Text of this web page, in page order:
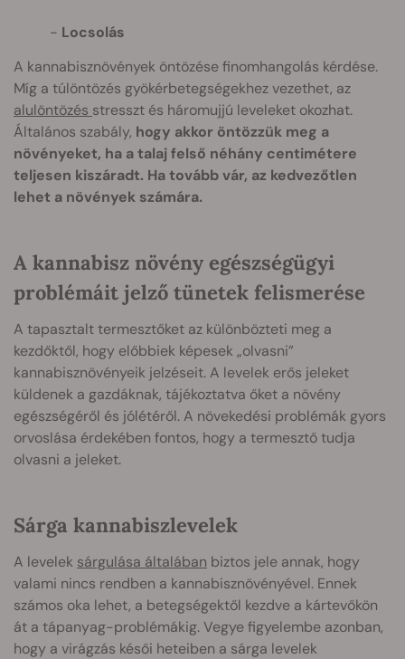
Locsolás
A kannabisznövények öntözése finomhangolás kérdése.
Míg a túlöntözés gyökérbetegségekhez vezethet, az
alulöntözés stresszt és háromujjú leveleket okozhat.
Általános szabály, hogy akkor öntözzük meg a
növényeket, ha a talaj felső néhány centimétere
teljesen kiszáradt. Ha tovább vár, az kedvezőtlen
lehet a növények számára.
A kannabisz növény egészségügyi
problémáit jelző tünetek felismerése
A tapasztalt termesztőket az különbözteti meg a
kezdőktől, hogy előbbiek képesek „olvasni”
kannabisznövényeik jelzéseit. A levelek erős jeleket
küldenek a gazdáknak, tájékoztatva őket a növény
egészségéről és jólétéről. A növekedési problémák gyors
orvoslása érdekében fontos, hogy a termesztő tudja
olvasni a jeleket.
Sárga kannabiszlevelek
A levelek sárgulása általában biztos jele annak, hogy
valami nincs rendben a kannabisznövényével. Ennek
számos oka lehet, a betegségektől kezdve a kártevőkön
át a tápanyag-problémákig. Vegye figyelembe azonban,
hogy a virágzás késői heteiben a sárga levelek